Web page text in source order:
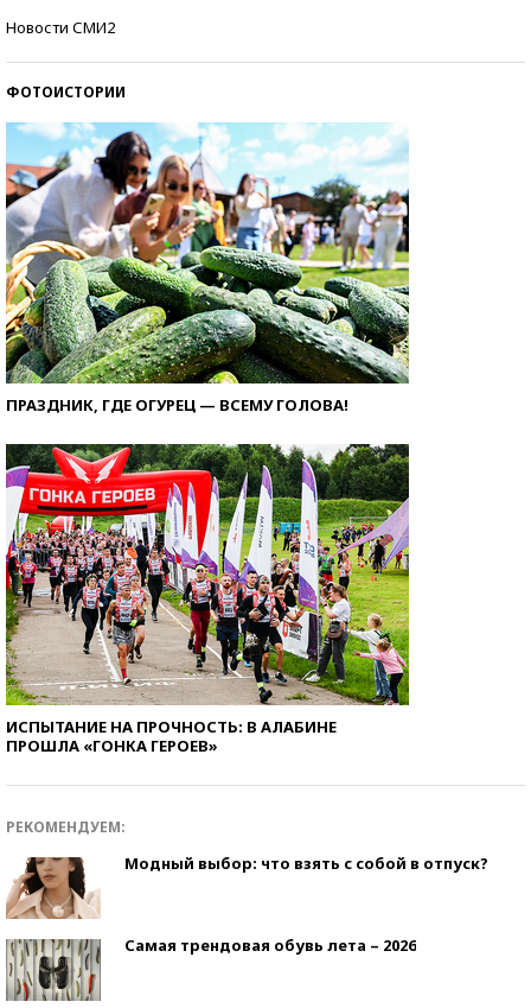
Новости СМИ2
ФОТОИСТОРИИ
ПРАЗДНИК, ГДЕ ОГУРЕЦ — ВСЕМУ ГОЛОВА!
ИСПЫТАНИЕ НА ПРОЧНОСТЬ: В АЛАБИНЕ
ПРОШЛА «ГОНКА ГЕРОЕВ»
РЕКОМЕНДУЕМ:
Модный выбор: что взять с собой в отпуск?
Самая трендовая обувь лета – 2026